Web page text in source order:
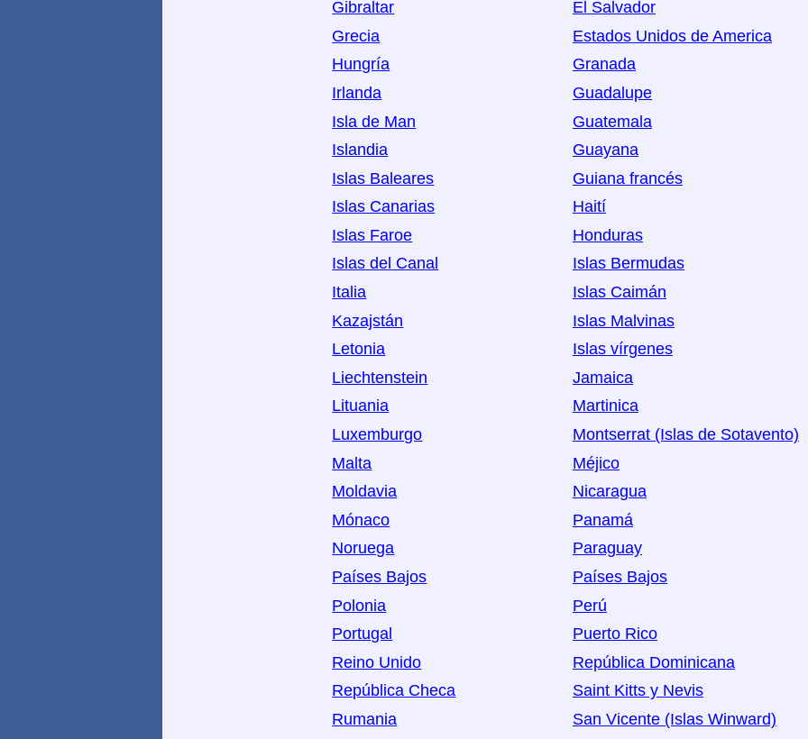
Gibraltar
Grecia
Hungría
Irlanda
Isla de Man
Islandia
Islas Baleares
Islas Canarias
Islas Faroe
Islas del Canal
Italia
Kazajstán
Letonia
Liechtenstein
Lituania
Luxemburgo
Malta
Moldavia
Mónaco
Noruega
Países Bajos
Polonia
Portugal
Reino Unido
República Checa
Rumania
El Salvador
Estados Unidos de America
Granada
Guadalupe
Guatemala
Guayana
Guiana francés
Haití
Honduras
Islas Bermudas
Islas Caimán
Islas Malvinas
Islas vírgenes
Jamaica
Martinica
Montserrat (Islas de Sotavento)
Méjico
Nicaragua
Panamá
Paraguay
Países Bajos
Perú
Puerto Rico
República Dominicana
Saint Kitts y Nevis
San Vicente (Islas Winward)